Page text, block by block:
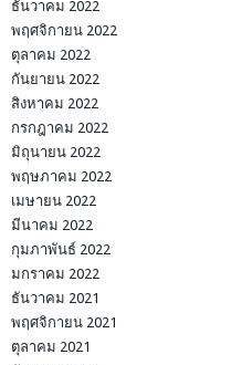
ตุลาคม 2021
กันยายน 2021
สิงหาคม 2021
กรกฎาคม 2021
มิถุนายน 2021
พฤษภาคม 2021
เมษายน 2021
มีนาคม 2021
กุมภาพันธ์ 2021
มกราคม 2021
ธันวาคม 2020
พฤศจิกายน 2020
ตุลาคม 2020
กันยายน 2020
สิงหาคม 2020